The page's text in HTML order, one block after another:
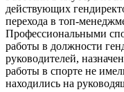
действующих
перехода в топ-
Профессиональными
работы в должности
руководителей,
работы в спорте не
находились на